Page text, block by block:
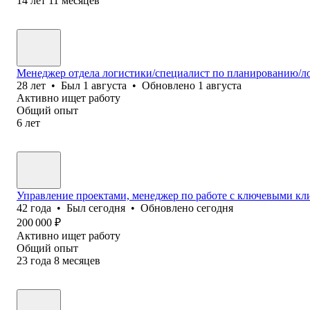
Менеджер отдела логистики/специалист по планированию/
28 лет • Был 1 августа • Обновлено 1 августа
Активно ищет работу
Общий опыт
6 лет
Управление проектами, менеджер по работе с ключевыми
42 года • Был сегодня • Обновлено сегодня
200 000 ₽
Активно ищет работу
Общий опыт
23 года 8 месяцев